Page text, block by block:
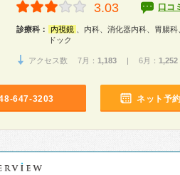
3.03 口コ
診療科： 内視鏡
、内科、消化器内科、胃腸
ドック
アクセス数 7月： 1,183 | 6月： 1,252
647-3203 ネット予約